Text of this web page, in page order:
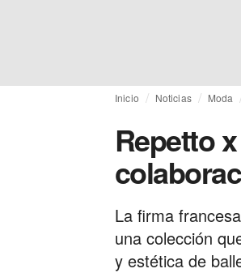
Inicio Noticias Moda
Repetto
La firma
una colección
y estética de